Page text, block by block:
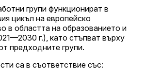
групи функционират в
цикъл на европейско
в областта на образованието и
г.), като стъпват върху
предходните групи.
са в съответствие със: